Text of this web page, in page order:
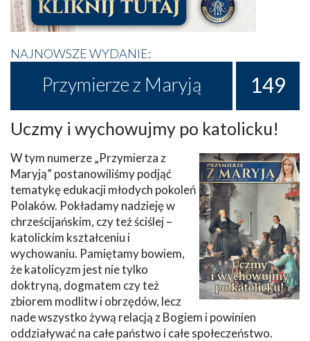
NAJNOWSZE WYDANIE:
Przymierze z Maryją 149
Uczmy i wychowujmy po katolicku!
W tym numerze „Przymierza z
Maryją” postanowiliśmy podjąć
tematykę edukacji młodych pokoleń
Polaków. Pokładamy nadzieję w
chrześcijańskim, czy też ściślej –
katolickim kształceniu i
wychowaniu. Pamiętamy bowiem,
że katolicyzm jest nie tylko
doktryną, dogmatem czy też
zbiorem modlitw i obrzędów, lecz
nade wszystko żywą relacją z Bogiem i powinien
oddziaływać na całe państwo i całe społeczeństwo.